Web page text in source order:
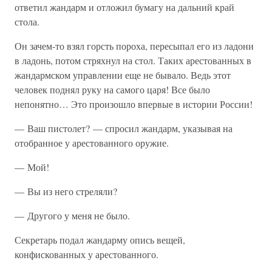
ответил жандарм и отложил бумагу на дальний край
стола.
Он зачем-то взял горсть пороха, пересыпал его из ладони
в ладонь, потом стряхнул на стол. Таких арестованных в
жандармском управлении еще не бывало. Ведь этот
человек поднял руку на самого царя! Все было
непонятно… Это произошло впервые в истории России!
— Ваш пистолет? — спросил жандарм, указывая на
отобранное у арестованного оружие.
— Мой!
— Вы из него стреляли?
— Другого у меня не было.
Секретарь подал жандарму опись вещей,
конфискованных у арестованного.